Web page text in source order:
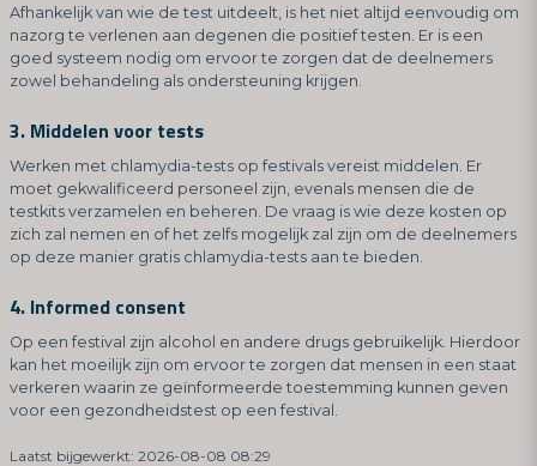
Afhankelijk van wie de test uitdeelt, is het niet altijd eenvoudig om
nazorg te verlenen aan degenen die positief testen. Er is een
goed systeem nodig om ervoor te zorgen dat de deelnemers
zowel behandeling als ondersteuning krijgen.
3. Middelen voor tests
Werken met chlamydia-tests op festivals vereist middelen. Er
moet gekwalificeerd personeel zijn, evenals mensen die de
testkits verzamelen en beheren. De vraag is wie deze kosten op
zich zal nemen en of het zelfs mogelijk zal zijn om de deelnemers
op deze manier gratis chlamydia-tests aan te bieden.
4. Informed consent
Op een festival zijn alcohol en andere drugs gebruikelijk. Hierdoor
kan het moeilijk zijn om ervoor te zorgen dat mensen in een staat
verkeren waarin ze geïnformeerde toestemming kunnen geven
voor een gezondheidstest op een festival.
Laatst bijgewerkt: 2026-08-08 08:29